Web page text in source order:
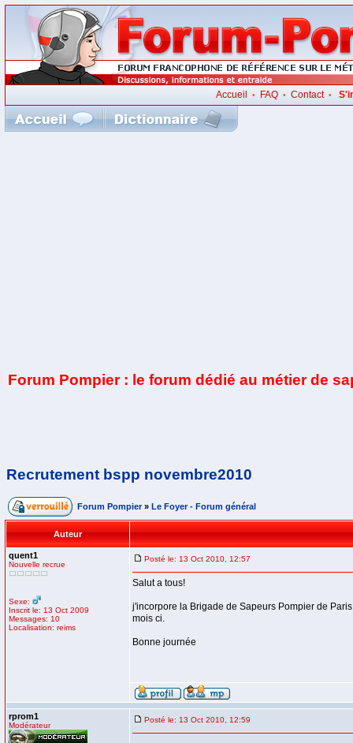
Accueil • FAQ• Contact•
Forum Pompier : le forum dédié au métier de
Recrutement bspp novembre2010
Forum Pompier » Le Foyer - Forum général
Auteur
quent1
Nouvelle recrue
Sexe:
Inscrit le: 13 Oct 2009
Messages: 10
Localisation: reims
Posté le: 13 Oct 2010, 12:57
Salut a tous!
j'incorpore la Brigade de Sapeurs Pompier de
mois ci.
Bonne journée
rprom1
Modérateur
Posté le: 13 Oct 2010, 12:59